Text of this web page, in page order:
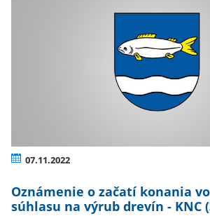
07.11.2022
Oznámenie o začatí konania
súhlasu na výrub drevín - KNC